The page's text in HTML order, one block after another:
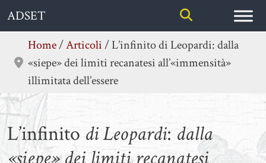
Skip
content
ADSET
Home/Articoli/L’infinito di Leopardi: dalla
«siepe» dei limiti recanatesi all’«immensità»
illimitata dell’essere
L’infinito di Leopardi: dalla